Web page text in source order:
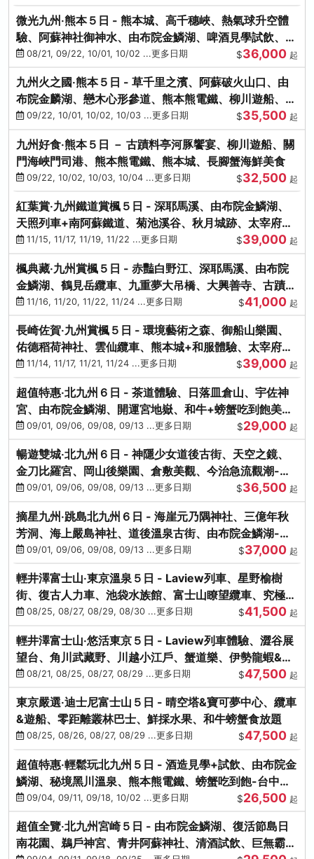
微光九州‧熊本５日 - 熊本城、高千穗峽、熱氣球升空體
驗、阿蘇神社御神水、由布院金鱗湖、啤酒見學試飲、豪
華海鮮盛宴
08/21, 09/22, 10/01, 10/02 ...更多日期 $36,000 起
九州火之國‧熊本５日 - 草千里之濱、阿蘇破火山口、由
布院金麟湖、戀木心形參道、熊本熊電鐵、柳川遊船、地
獄蒸DIY
09/22, 10/01, 10/02, 10/03 ...更多日期 $35,500 起
九州好食‧熊本５日 － 古蹟料亭河豚饗宴、柳川遊船、關
門海峽門司港、熊本熊電鐵、熊本城、長腳蟹海鮮美食
09/22, 10/02, 10/03, 10/04 ...更多日期 $32,500 起
紅葉賞‧九州鐵道賞楓５日 - 深耶馬溪、由布院金鱗湖、
天照列車+南阿蘇鐵道、菊池溪谷、秋月城跡、太宰府天
滿宮、竈門神社
11/15, 11/17, 11/19, 11/22 ...更多日期 $39,000 起
楓典藏‧九州賞楓５日 - 赤豔白野江、深耶馬溪、由布院
金鱗湖、鶴見岳纜車、九重夢大吊橋、大興善寺、古蹟河
豚+和牛饗宴
11/16, 11/20, 11/22, 11/24 ...更多日期 $41,000 起
長崎佐賀‧九州賞楓５日 - 環境藝術之森、御船山樂園、
佑德稻荷神社、雲仙纜車、熊本城+和服體驗、太宰府天
滿宮、光明禪寺
11/14, 11/17, 11/21, 11/24 ...更多日期 $39,000 起
超值特惠‧北九州６日 - 茶道體驗、日落皿倉山、宇佐神
宮、由布院金鱗湖、開運宮地嶽、和牛+螃蟹吃到飽美
饌-台中出發
09/01, 09/06, 09/08, 09/13 ...更多日期 $29,000 起
暢遊雙城‧北九州６日 - 神隱少女道後古街、天空之鏡、
金刀比羅宮、岡山後樂園、倉敷美觀、今治急流觀潮-台
中出發
09/01, 09/06, 09/08, 09/13 ...更多日期 $36,500 起
摘星九州‧跳島北九州６日 - 海崖元乃隅神社、三億年秋
芳洞、海上嚴島神社、道後溫泉古街、由布院金鱗湖-台
中出發
09/01, 09/06, 09/08, 09/13 ...更多日期 $37,000 起
輕井澤富士山‧東京溫泉５日 - Laview列車、星野榆樹
街、復古人力車、池袋水族館、富士山瞭望纜車、究極海
鮮食放題
08/25, 08/27, 08/29, 08/30 ...更多日期 $41,500 起
輕井澤富士山‧悠活東京５日 - Laview列車體驗、澀谷展
望台、角川武藏野、川越小江戶、蟹道樂、伊勢龍蝦&海
膽生魚片
08/21, 08/25, 08/27, 08/29 ...更多日期 $47,500 起
東京嚴選‧迪士尼富士山５日 - 晴空塔&寶可夢中心、纜車
&遊船、零距離叢林巴士、鮮採水果、和牛螃蟹食放題
08/25, 08/26, 08/27, 08/29 ...更多日期 $47,500 起
超值特惠‧輕鬆玩北九州５日 - 酒造見學+試飲、由布院金
鱗湖、秘境黑川溫泉、熊本熊電鐵、螃蟹吃到飽-台中出
發09/04, 09/11, 09/18, 10/02 ...更多日期 $26,500 起
超值全覽‧北九州宮崎５日 - 由布院金鱗湖、復活節島日
南花園、鵜戶神宮、青井阿蘇神社、清酒試飲、巨無霸熊